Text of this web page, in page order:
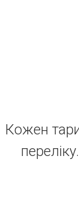
Кожен